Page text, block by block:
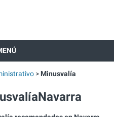
Minusvalía